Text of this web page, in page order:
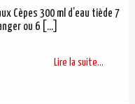
Cèpes 300 ml d’eau tiède 7
ou 6 […]
Lire la suite...